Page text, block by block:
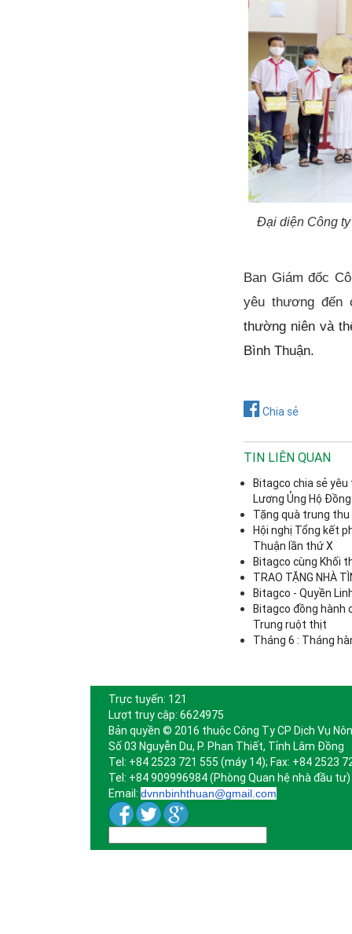
Đại diện Công
Ban Giám đốc
yêu thương đến
thường niên và
Bình Thuận.
Chia sẻ
TIN LIÊN QUAN
Bitagco chia sẻ
Lương Ủng Hộ
Tặng quà trung thu
Hội nghị Tổng kết
Thuận lần thứ X
Bitagco cùng Khối
TRAO TẶNG NHÀ
Bitagco - Quyền
Bitagco đồng hành
Trung ruột thịt
Tháng 6 : Tháng
Trực tuyến: 121
Lượt truy cập: 6624975
Bản quyền © 2016 thuộc Công Ty CP Dịch Vụ
Số 03 Nguyễn Du, P. Phan Thiết, Tỉnh Lâm Đồng
Tel: +84 2523 721 555 (máy 14); Fax: +84 2523
Tel: +84 909996984 (Phòng Quan hệ nhà đầu tư)
Email: dvnnbinhthuan@gmail.com